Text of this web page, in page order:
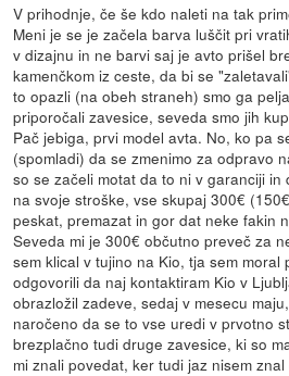
V prihodnje, če še kdo naleti na tak
Meni je se je začela barva luščit pri
v dizajnu in ne barvi saj je avto prišel
kamenčkom iz ceste, da bi se
to opazli (na obeh straneh) smo ga
priporočali zavesice, seveda smo jih
Pač jebiga, prvi model avta. No, ko pa
(spomladi) da se zmenimo za odpravo
so se začeli motat da to ni v garanciji
na svoje stroške, vse skupaj 300€
peskat, premazat in gor dat neke fakin
Seveda mi je 300€ občutno preveč za
sem klical v tujino na Kio, tja sem moral
odgovorili da naj kontaktiram Kio v
obrazložil zadeve, sedaj v mesecu
naročeno da se to vse uredi v prvotno
brezplačno tudi druge zavesice, ki so
mi znali povedat, ker tudi jaz nisem